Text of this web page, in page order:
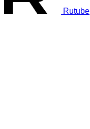
Rutube